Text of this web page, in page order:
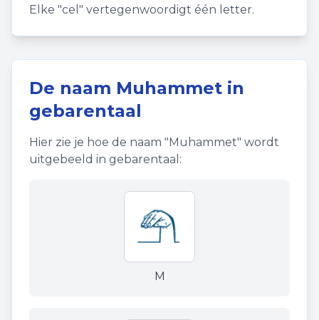
Elke "cel" vertegenwoordigt één letter.
De naam Muhammet in
gebarentaal
Hier zie je hoe de naam "Muhammet" wordt
uitgebeeld in gebarentaal:
M